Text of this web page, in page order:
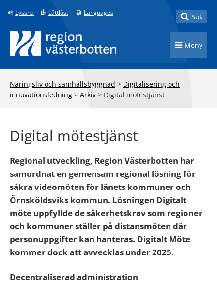
Till innehåll på sidan
Lyssna Lättläst Languages Toggle
Sök
Toggle
Meny
Näringsliv och samhällsbyggnad > Digitalisering och
innovationsledning > Arkiv > Digital mötestjänst
Digital mötestjänst
Regional utveckling, Region Västerbotten har
samordnat en gemensam regional lösning för
säkra videomöten för länets kommuner och
Örnsköldsviks kommun. Lösningen Digitalt
möte uppfyllde de säkerhetskrav som regioner
och kommuner ställer på distansmöten där
personuppgifter kan hanteras. Digitalt Möte
kommer dock att avvecklas under 2025.
Decentraliserad administration